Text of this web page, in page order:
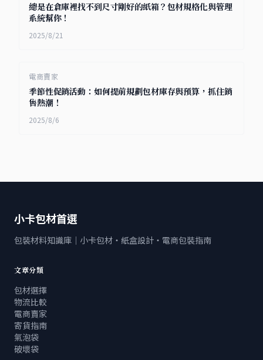
總是在倉庫裡找不到尺寸剛好的紙箱？包材規格化與管理
系統幫你！
2025/8/21
電商賣家
季節性促銷活動：如何提前規劃包材庫存與預算，抓住銷
售熱潮！
2025/8/6
小卡包材首選
包裝材料知識庫｜小卡包材・紙盒設計・電商包裝指南
文章分類
包材選擇
物流比較
電商賣家
寄貨指南
氣泡袋
破壞袋